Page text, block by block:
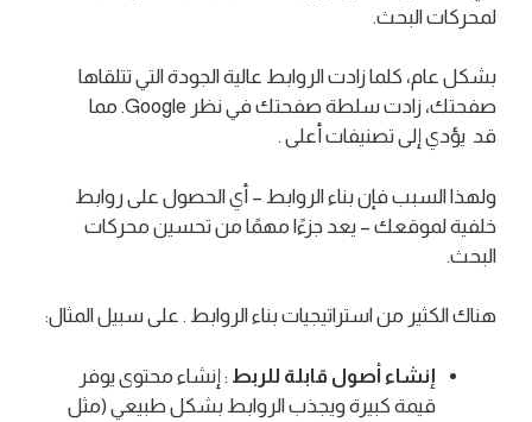
لمحركات البحث.
بشكل عام، كلما زادت الروابط عالية الجودة التي تتلقاها
صفحتك، زادت سلطة صفحتك في نظر Google. مما
قد يؤدي إلى تصنيفات أعلى .
ولهذا السبب فإن بناء الروابط – أي الحصول على روابط
خلفية لموقعك – يعد جزءًا مهمًا من تحسين محركات
البحث.
هناك الكثير من استراتيجيات بناء الروابط . على سبيل المثال:
إنشاء أصول قابلة للربط : إنشاء محتوى يوفر
قيمة كبيرة ويجذب الروابط بشكل طبيعي (مثل